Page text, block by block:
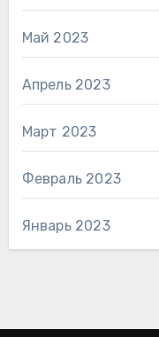
Май 2023
Апрель 2023
Март 2023
Февраль 2023
Январь 2023